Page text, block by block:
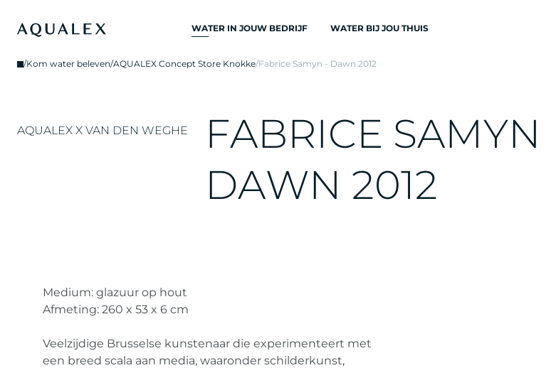
WATER IN JOUW BEDRIJF
ALLE
DRINKWATERSYSTEMEN
KEUKENKRANEN
WATERDISPENSERS
WATER BIJ JOU THUIS
/Kom water beleven/AQUALEX Concept Store Knokke/Fabrice Samyn - Dawn 2012
AQUALEX X VAN DEN WEGHE FABRICE SAMYN
DAWN 2012
Medium: glazuur op hout
Afmeting: 260 x 53 x 6 cm
Veelzijdige Brusselse kunstenaar die experimenteert met
een breed scala aan media, waaronder schilderkunst,